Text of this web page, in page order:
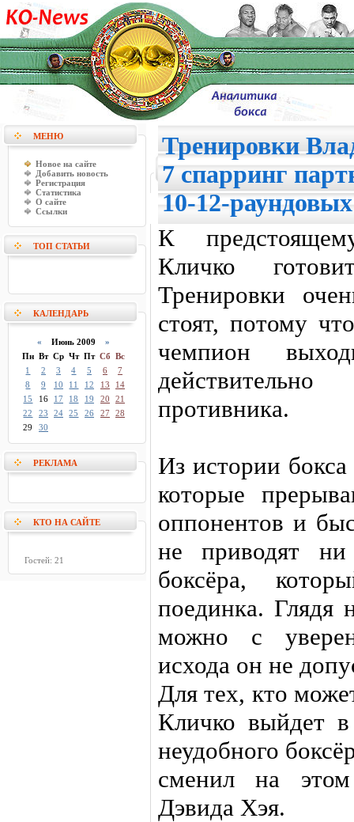
МЕНЮ
Новое на сайте
Добавить новость
Регистрация
Статистика
О сайте
Ссылки
ТОП СТАТЬИ
КАЛЕНДАРЬ
« Июнь 2009 »
Пн Вт Ср Чт Пт Сб Вс
1
2 3 4 5 6
7
8
9 10 11 12 13
14
15
16 17 18 19 20
21
22
23 24 25 26 27
28
29
30
РЕКЛАМА
КТО НА САЙТЕ
Гостей: 21
Тренировки
7 спарринг
10-12-
К
Кличко
Тренировки
стоят, потому
чемпион
противника.
Из истории
которые
оппонентов и
не приводят
боксёра,
поединка. Глядя
можно с
исхода он не
Для тех, кто
Кличко выйдет
неудобного
сменил на этом
Дэвида Хэя.